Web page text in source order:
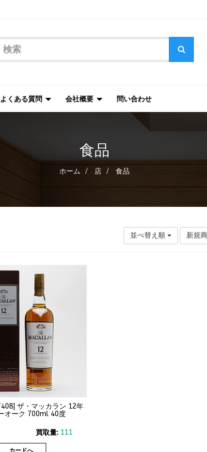
よくある質問 会社概要 問い合わせ
食品
ホーム 店 食品
並べ替え順 新規
] ザ・マッカラン 12年
オーク 700ml 40度
買取量: 111
カードへ